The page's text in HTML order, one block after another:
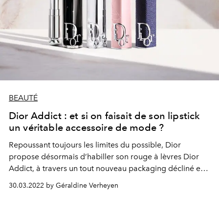
BEAUTÉ
Dior Addict : et si on faisait de son lipstick
un véritable accessoire de mode ?
Repoussant toujours les limites du possible, Dior
propose désormais d’habiller son rouge à lèvres Dior
Addict, à travers un tout nouveau packaging décliné en
tenue du jour à celle de son lipstick favori… snobisme
30.03.2022 by Géraldine Verheyen